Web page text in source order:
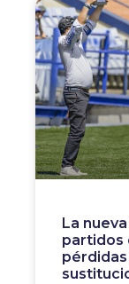
La
partidos